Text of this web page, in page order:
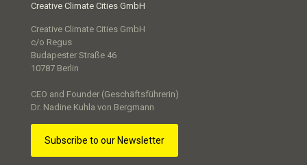
Creative Climate Cities GmbH
Creative Climate Cities GmbH
c/o Regus
Budapester Straße 46
10787 Berlin
CEO and Founder (Geschäftsführerin)
Dr. Nadine Kuhla von Bergmann
Subscribe to our Newsletter